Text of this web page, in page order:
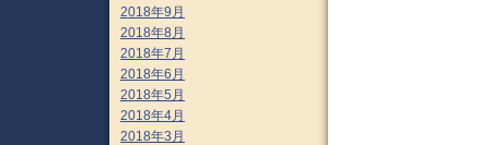
2018年9月
2018年8月
2018年7月
2018年6月
2018年5月
2018年4月
2018年3月